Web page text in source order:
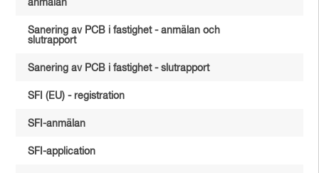
anmälan
Sanering av PCB i fastighet - anmälan och
slutrapport
Sanering av PCB i fastighet - slutrapport
SFI (EU) - registration
SFI-anmälan
SFI-application